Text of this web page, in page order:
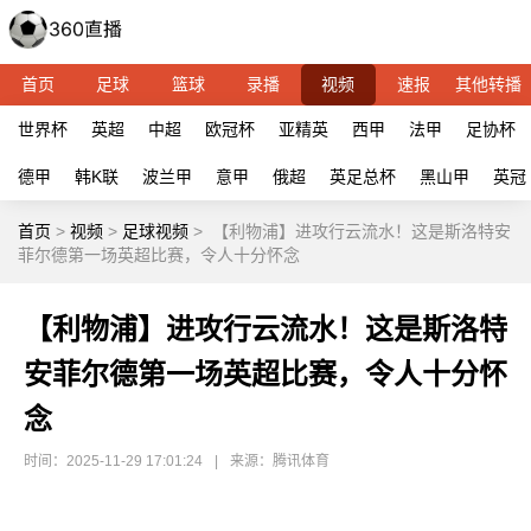
首页 足球 篮球 录播 视频 速报 其他转播
世界杯 英超 中超 欧冠杯 亚精英 西甲 法甲 足协杯
德甲 韩K联 波兰甲 意甲 俄超 英足总杯 黑山甲 英冠
首页 > 视频 > 足球视频 >
【利物浦】进攻行云流水！这是斯洛特安
菲尔德第一场英超比赛，令人十分怀念
【利物浦】进攻行云流水！这是斯洛特
安菲尔德第一场英超比赛，令人十分怀
念
时间：2025-11-29 17:01:24 来源：腾讯体育